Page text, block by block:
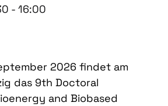
- 16:00
2026 findet am
das 9th Doctoral
and Biobased